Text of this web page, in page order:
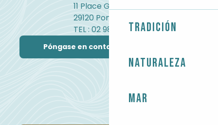
Tradición
Naturaleza
Mar
Concerts chez Cathy
Régate des deux Estuaires
11 Place Gambetta
29120 Pont-l'Abbé
TEL : 02 98 82 37 99
Póngase en contacto con nosotros